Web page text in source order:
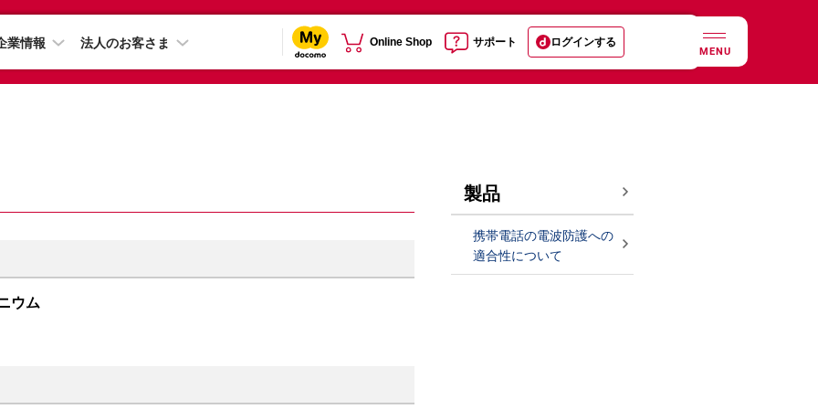
業情報 法人のお客さま Online Shop サポート ログインする
MENU
ウム
製品
携帯電話の電波防護への
適合性について